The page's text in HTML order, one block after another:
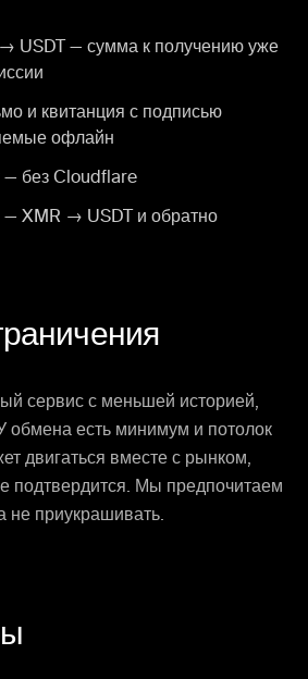
USDT — сумма к получению уже
и квитанция с подписью
офлайн
без Cloudflare
XMR → USDT и обратно
сервис с меньшей историей,
обмена есть минимум и потолок
двигаться вместе с рынком,
подтвердится. Мы предпочитаем
не приукрашивать.